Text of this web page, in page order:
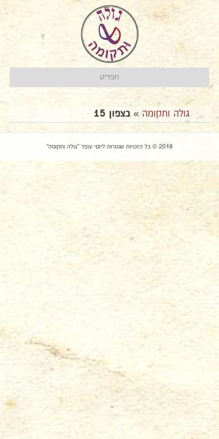
תפריט
גולה ותקומה »בצפון 15
2018 © כל הזכויות שמורות ליוסי עופר "גולה ותקומה"